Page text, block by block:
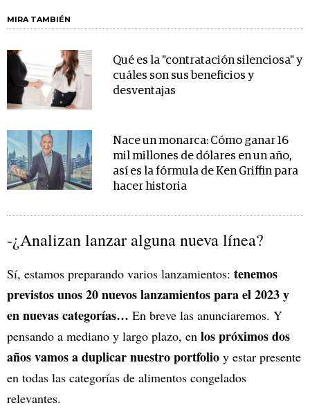
MIRA TAMBIÉN
Qué es la "contratación silenciosa" y
cuáles son sus beneficios y
desventajas
Nace un monarca: Cómo ganar 16
mil millones de dólares en un año,
así es la fórmula de Ken Griffin para
hacer historia
-¿Analizan lanzar alguna nueva línea?
Sí, estamos preparando varios lanzamientos: tenemos
previstos unos 20 nuevos lanzamientos para el 2023 y
en nuevas categorías… En breve las anunciaremos. Y
pensando a mediano y largo plazo, en los próximos dos
años vamos a duplicar nuestro portfolio y estar presente
en todas las categorías de alimentos congelados
relevantes.